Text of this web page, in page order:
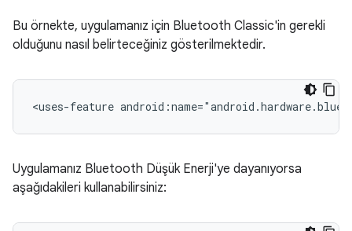
Bu örnekte, uygulamanız için Bluetooth Classic'in gerekli
olduğunu nasıl belirteceğiniz gösterilmektedir.
<uses-feature
Uygulamanız Bluetooth Düşük Enerji'ye dayanıyorsa
aşağıdakileri kullanabilirsiniz: